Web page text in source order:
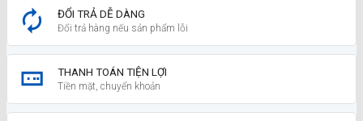
ĐỔI TRẢ DỄ DÀNG
Đổi trả hàng nếu sản phẩm lỗi
THANH TOÁN TIỆN LỢI
Tiền mặt, chuyển khoản